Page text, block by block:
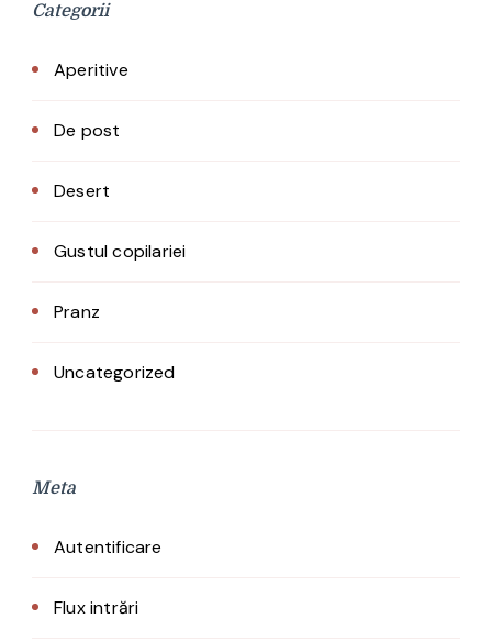
Categorii
Aperitive
De post
Desert
Gustul copilariei
Pranz
Uncategorized
Meta
Autentificare
Flux intrări